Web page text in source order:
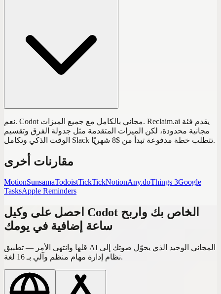
نعم. Codot مجاني بالكامل مع جميع الميزات. Reclaim.ai يقدم فئة
مجانية محدودة، لكن الميزات المتقدمة مثل جدولة الفرق وتقسيم
الوقت الذكي وتكامل Slack تتطلب خطة مدفوعة تبدأ من $8 شهريًا.
مقارنات أخرى
MotionSunsamaTodoistTickTickNotionAny.doThings 3Google
TasksApple Reminders
احصل على وكيل Codot الخاص بك واربح
ساعة إضافية في يومك
قلها وانتهى الأمر — تطبيق AI المجاني الوحيد الذي يحوّل صوتك إلى
نظام إدارة مهام منظم وآلي بـ 16 لغة.